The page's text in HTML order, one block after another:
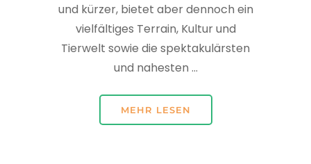
und kürzer, bietet aber dennoch ein
vielfältiges Terrain, Kultur und
Tierwelt sowie die spektakulärsten
und nahesten ...
MEHR LESEN